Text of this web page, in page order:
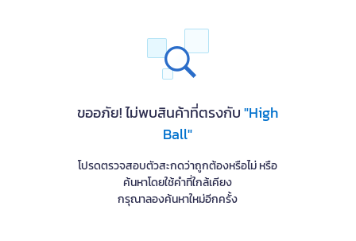
ขออภัย! ไม่พบสินค้าที่ตรงกับ"High
Ball"
โปรดตรวจสอบตัวสะกดว่าถูกต้องหรือไม่ หรือ
ค้นหาโดยใช้คำที่ใกล้เคียง
กรุณาลองค้นหาใหม่อีกครั้ง